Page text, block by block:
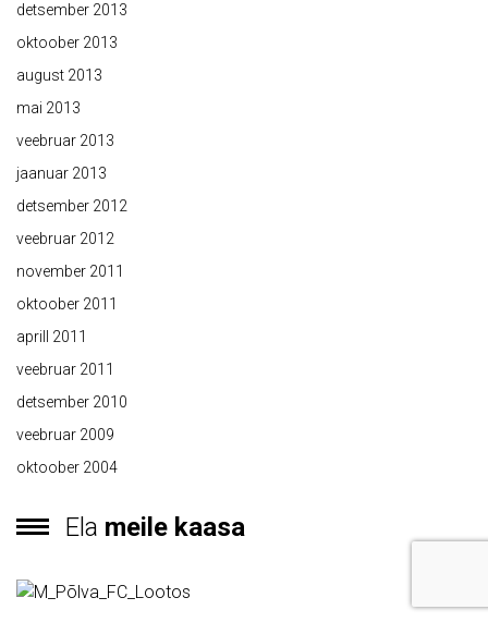
detsember 2013
oktoober 2013
august 2013
mai 2013
veebruar 2013
jaanuar 2013
detsember 2012
veebruar 2012
november 2011
oktoober 2011
aprill 2011
veebruar 2011
detsember 2010
veebruar 2009
oktoober 2004
Ela meile kaasa